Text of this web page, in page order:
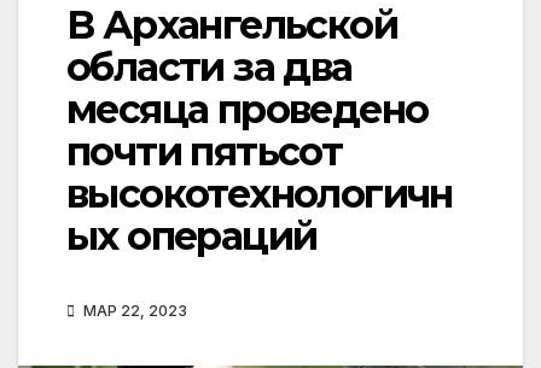
В Архангельской
области за два
месяца проведено
почти пятьсот
высокотехнологичн
ых операций
МАР 22, 2023